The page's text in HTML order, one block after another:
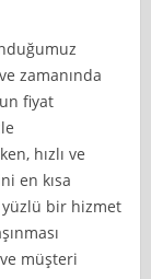
zamanında
fiyat
hızlı ve
en kısa
yüzlü bir hizmet
müşteri